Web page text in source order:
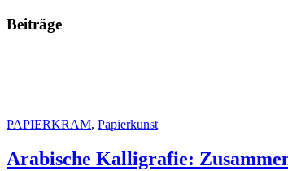
Beiträge
PAPIERKRAM, Papierkunst
Arabische Kalligrafie: